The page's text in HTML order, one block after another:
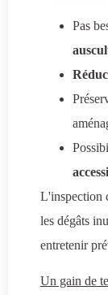
Pas
L'inspection
les dégâts
entretenir
Un gain de